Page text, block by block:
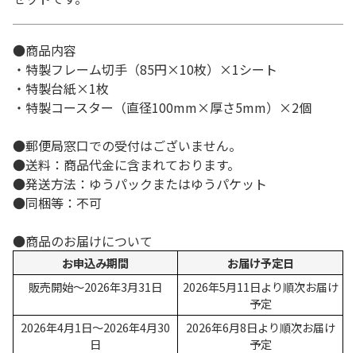
●商品内容
・特製フレーム切手（85円×10枚）×1シート
・特製台紙×1枚
・特製コースター（直径100mm×厚さ5mm）×2個
●郵便局窓口での受付はございません。
●送料：商品代金に含まれております。
●発送方法：ゆうパックまたはゆうパケット
●同梱等：不可
●商品のお届けについて
お申込み期間
お届け予定日
販売開始～2026年3月31日
2026年5月11日より順次お届け
予定
2026年4月1日～2026年4月30
日
2026年6月8日より順次お届け
予定